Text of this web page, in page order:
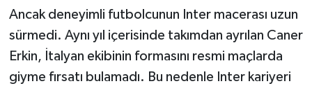
Ancak deneyimli futbolcunun Inter macerası uzun
sürmedi. Aynı yıl içerisinde takımdan ayrılan Caner
Erkin, İtalyan ekibinin formasını resmi maçlarda
giyme fırsatı bulamadı. Bu nedenle Inter kariyeri